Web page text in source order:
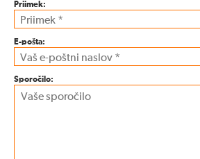
Priimek:
E-pošta:
Sporočilo: